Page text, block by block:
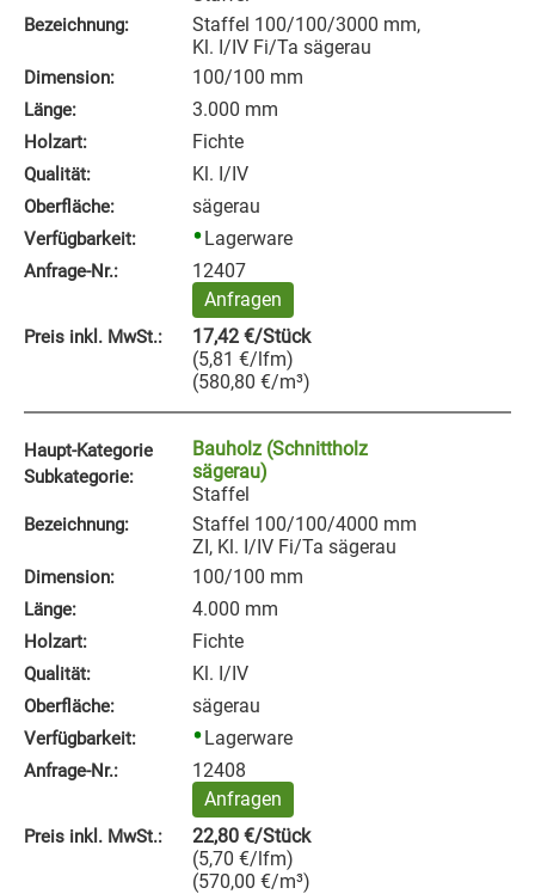
Bezeichnung:
Staffel 100/100/3000 mm,
Kl. I/IV Fi/Ta sägerau
Dimension: 100/100 mm
Länge: 3.000 mm
Holzart: Fichte
Qualität: Kl. I/IV
Oberfläche: sägerau
Verfügbarkeit: Lagerware
Anfrage‑Nr.:
12407
Anfragen
Preis inkl. MwSt.: 17,42 €/Stück
(5,81 €/lfm)
(580,80 €/m³)
Haupt-Kategorie
Subkategorie:
Bauholz (Schnittholz
sägerau)
Staffel
Bezeichnung:
Staffel 100/100/4000 mm
ZI, Kl. I/IV Fi/Ta sägerau
Dimension: 100/100 mm
Länge: 4.000 mm
Holzart: Fichte
Qualität: Kl. I/IV
Oberfläche: sägerau
Verfügbarkeit: Lagerware
Anfrage‑Nr.:
12408
Anfragen
Preis inkl. MwSt.: 22,80 €/Stück
(5,70 €/lfm)
(570,00 €/m³)